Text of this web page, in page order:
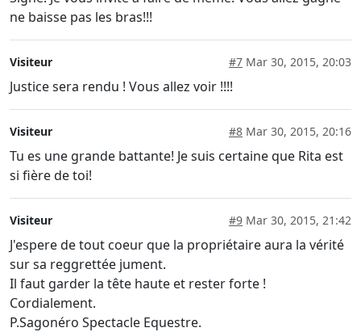
ne baisse pas les bras!!!
Visiteur #7 Mar 30, 2015, 20:03
Justice sera rendu ! Vous allez voir !!!!
Visiteur #8 Mar 30, 2015, 20:16
Tu es une grande battante! Je suis certaine que Rita est
si fière de toi!
Visiteur #9 Mar 30, 2015, 21:42
J'espere de tout coeur que la propriétaire aura la vérité
sur sa reggrettée jument.
Il faut garder la tête haute et rester forte !
Cordialement.
P.Sagonéro Spectacle Equestre.